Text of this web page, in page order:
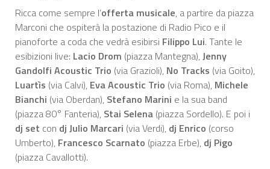
Ricca come sempre l’offerta musicale, a partire da piazza
Marconi che ospiterà la postazione di Radio Pico e il
pianoforte a coda che vedrà esibirsi Filippo Lui. Tante le
esibizioni live: Lacio Drom (piazza Mantegna),Jenny
Gandolfi Acoustic Trio (via Grazioli), No Tracks (via Goito),
Luartìs (via Calvi), Eva Acoustic Trio (via Roma), Michele
Bianchi (via Oberdan), Stefano Marini e la sua band
(piazza 80° Fanteria), Stai Selena (piazza Sordello). E poi i
dj set con dj Julio Marcari (via Verdi), dj Enrico (corso
Umberto), Francesco Scarnato (piazza Erbe), dj Pigo
(piazza Cavallotti).